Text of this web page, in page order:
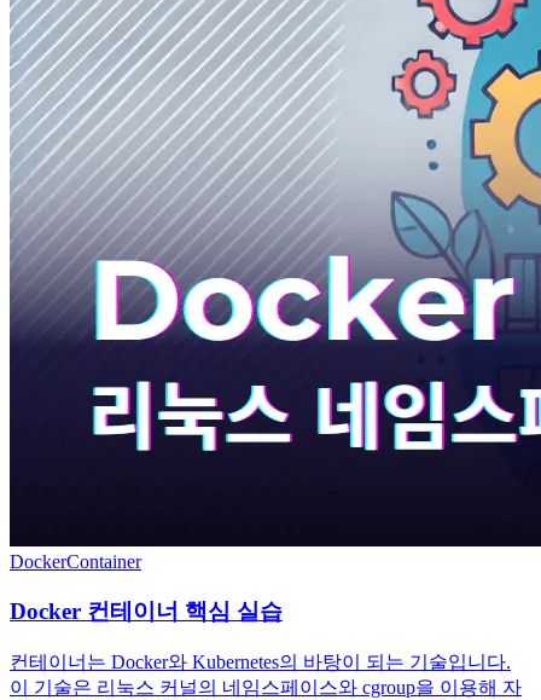
DockerContainer
Docker 컨테이너 핵심 실습
컨테이너는 Docker와 Kubernetes의 바탕이 되는 기술입니다.
이 기술은 리눅스 커널의 네임스페이스와 cgroup을 이용해 자